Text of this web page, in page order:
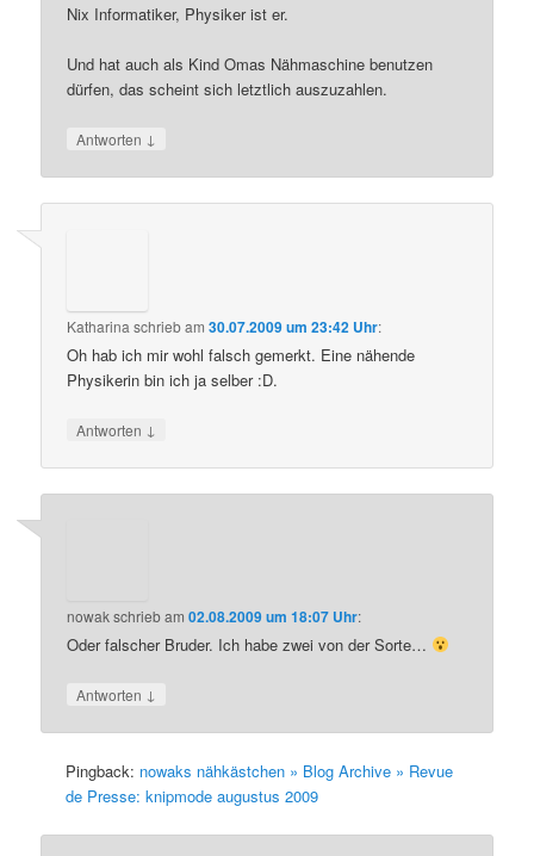
Nix Informatiker, Physiker ist er.
Und hat auch als Kind Omas Nähmaschine benutzen
dürfen, das scheint sich letztlich auszuzahlen.
Antworten ↓
Katharina schriebam30.07.2009 um 23:42 Uhr:
Oh hab ich mir wohl falsch gemerkt. Eine nähende
Physikerin bin ich ja selber :D.
Antworten ↓
nowakschriebam02.08.2009 um 18:07 Uhr:
Oder falscher Bruder. Ich habe zwei von der Sorte…
Antworten ↓
Pingback: nowaks nähkästchen » Blog Archive » Revue
de Presse: knipmode augustus 2009